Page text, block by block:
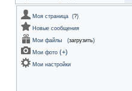
Моя страница (?)
Новые сообщения
Мои файлы
(загрузить)
Мои фото (+)
Мои настройки